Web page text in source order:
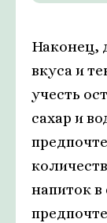
Наконец,
вкуса и
учесть
сахар и
напиток в